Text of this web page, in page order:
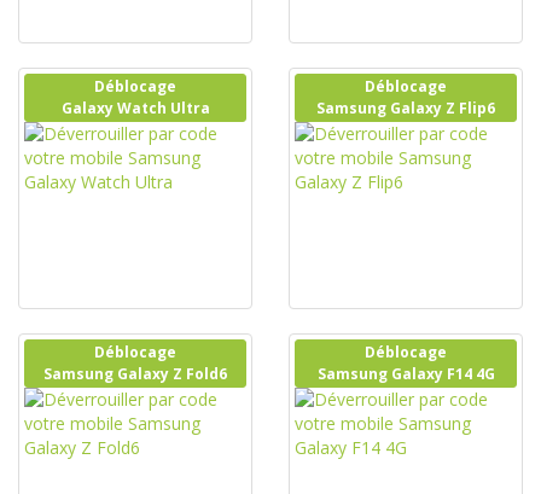
Déblocage
Galaxy Watch Ultra
Déblocage
Samsung Galaxy Z Flip6
Déblocage
Samsung Galaxy Z Fold6
Déblocage
Samsung Galaxy F14 4G